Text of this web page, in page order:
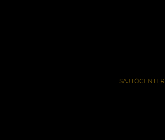
SAJTÓCENTER